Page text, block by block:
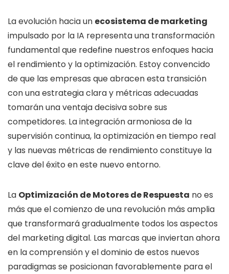
La evolución hacia un ecosistema de marketing
impulsado por la IA representa una transformación
fundamental que redefine nuestros enfoques hacia
el rendimiento y la optimización. Estoy convencido
de que las empresas que abracen esta transición
con una estrategia clara y métricas adecuadas
tomarán una ventaja decisiva sobre sus
competidores. La integración armoniosa de la
supervisión continua, la optimización en tiempo real
y las nuevas métricas de rendimiento constituye la
clave del éxito en este nuevo entorno.
La Optimización de Motores de Respuesta no es
más que el comienzo de una revolución más amplia
que transformará gradualmente todos los aspectos
del marketing digital. Las marcas que inviertan ahora
en la comprensión y el dominio de estos nuevos
paradigmas se posicionan favorablemente para el